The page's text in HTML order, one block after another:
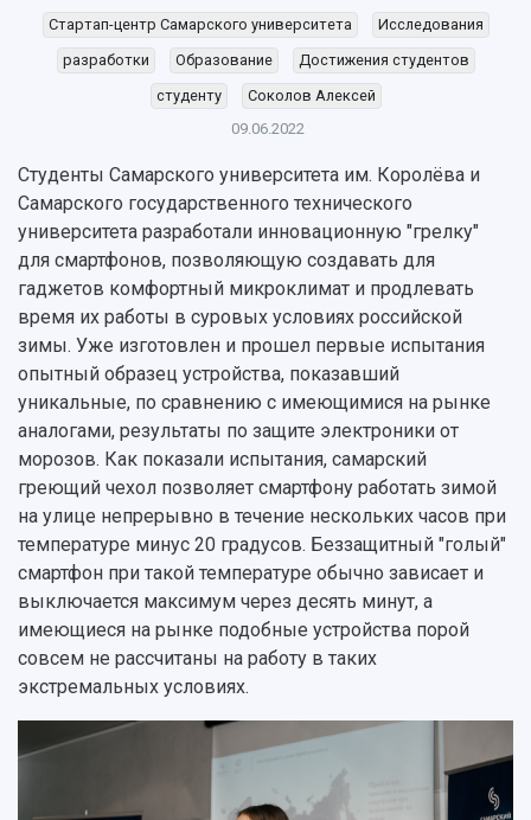
НАЗАД
Об университете
История
Ключевые факты
Рейтинги
Руководство
Наблюдательный совет
Попечительский совет
Ученый совет
Ректорат
Кадровый резерв
Персоналии
Сотрудники и преподаватели
Заслуженные деятели
Структура университета
Институты и факультеты
Научные подразделения
Новости
Главные новости
Бортжурнал
Объявления
События
СМИ об университете
Пресс-центр
Газета "Полет"
Газета "Самарский университет"
Мы в соцсетях
Мультимедиа
Подкасты
Просветительский проект "Одержимы
Образование
Почему я выбираю Самарский университет?
Абитуриенту
Бакалавриат и специалитет
Магистратура
Аспирантура
Формы обучения
Учебные планы
Дополнительное образование
Институты и факультеты
Образовательные программы
Профессорско-преподавательский состав
Расписание занятий
Стипендии
Тестирование иностранных граждан на
знание русского языка, истории России и
Научно-исследовательская деятельность
Основные научные направления
Научные школы и ведущие научные коллективы
Диссертационные советы
Подготовка научных кадров
Конкурс на замещение должностей научных
работников
Научно-технический совет
Научные проекты и темы
Аспирантура и докторантура
Справочные материалы
Научная инфраструктура
Научно-исследовательские подразделения
Структурная схема управления научно-
исследовательской деятельностью
Подразделения научного обслуживания
Стартап-центр Самарского университета
Исследования
разработки
Образование
Достижения студентов
студенту
Соколов Алексей
09.06.2022
Студенты Самарского университета им. Королёва и
Самарского государственного технического
университета разработали инновационную "грелку"
для смартфонов, позволяющую создавать для
гаджетов комфортный микроклимат и продлевать
время их работы в суровых условиях российской
зимы. Уже изготовлен и прошел первые испытания
опытный образец устройства, показавший
уникальные, по сравнению с имеющимися на рынке
аналогами, результаты по защите электроники от
морозов. Как показали испытания, самарский
греющий чехол позволяет смартфону работать зимой
на улице непрерывно в течение нескольких часов при
температуре минус 20 градусов. Беззащитный "голый"
смартфон при такой температуре обычно зависает и
выключается максимум через десять минут, а
имеющиеся на рынке подобные устройства порой
совсем не рассчитаны на работу в таких
экстремальных условиях.